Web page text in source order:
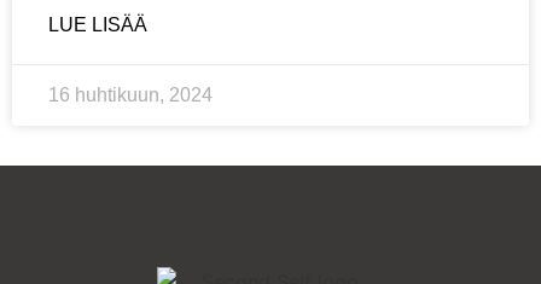
LUE LISÄÄ
16 huhtikuun, 2024